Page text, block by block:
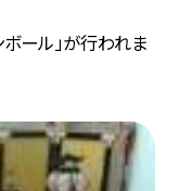
ボール」が行われま